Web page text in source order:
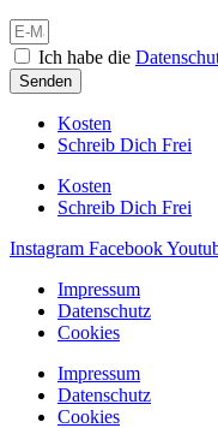
Ich habe die
Senden
Kosten
Schreib Dich Frei
Kosten
Schreib Dich Frei
Instagram Facebook
Impressum
Datenschutz
Cookies
Impressum
Datenschutz
Cookies